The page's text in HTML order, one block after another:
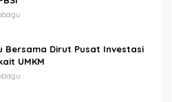
Bersama Dirut Pusat Investasi
UMKM